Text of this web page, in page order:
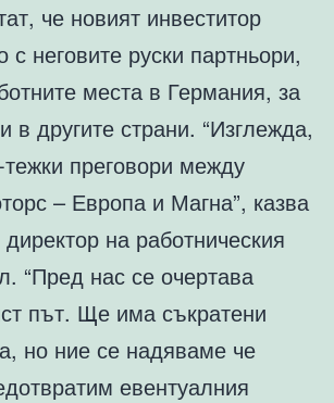
че новият инвеститор
с неговите руски партньори,
места в Германия, за
в другите страни. “Изглежда,
преговори между
– Европа и Магна”, казва
на работническия
“Пред нас се очертава
път. Ще има съкратени
но ние се надяваме че
евентуалния